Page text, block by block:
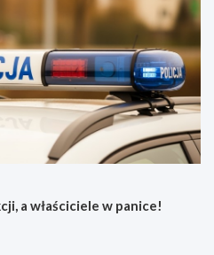
a właściciele w panice!